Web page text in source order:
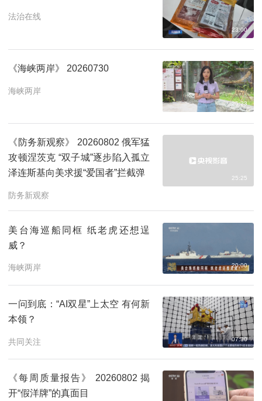
法治在线
23:00
《海峡两岸》 20260730
海峡两岸
25:23
《防务新观察》 20260802 俄军猛
攻顿涅茨克 “双子城”逐步陷入孤立
泽连斯基向美求援“爱国者”拦截弹
防务新观察
25:25
美台海巡船同框 纸老虎还想逞
威？
海峡两岸 20:00
一问到底：“AI双星”上太空 有何新
本领？
共同关注 07:30
《每周质量报告》 20260802 揭
开“假洋牌”的真面目